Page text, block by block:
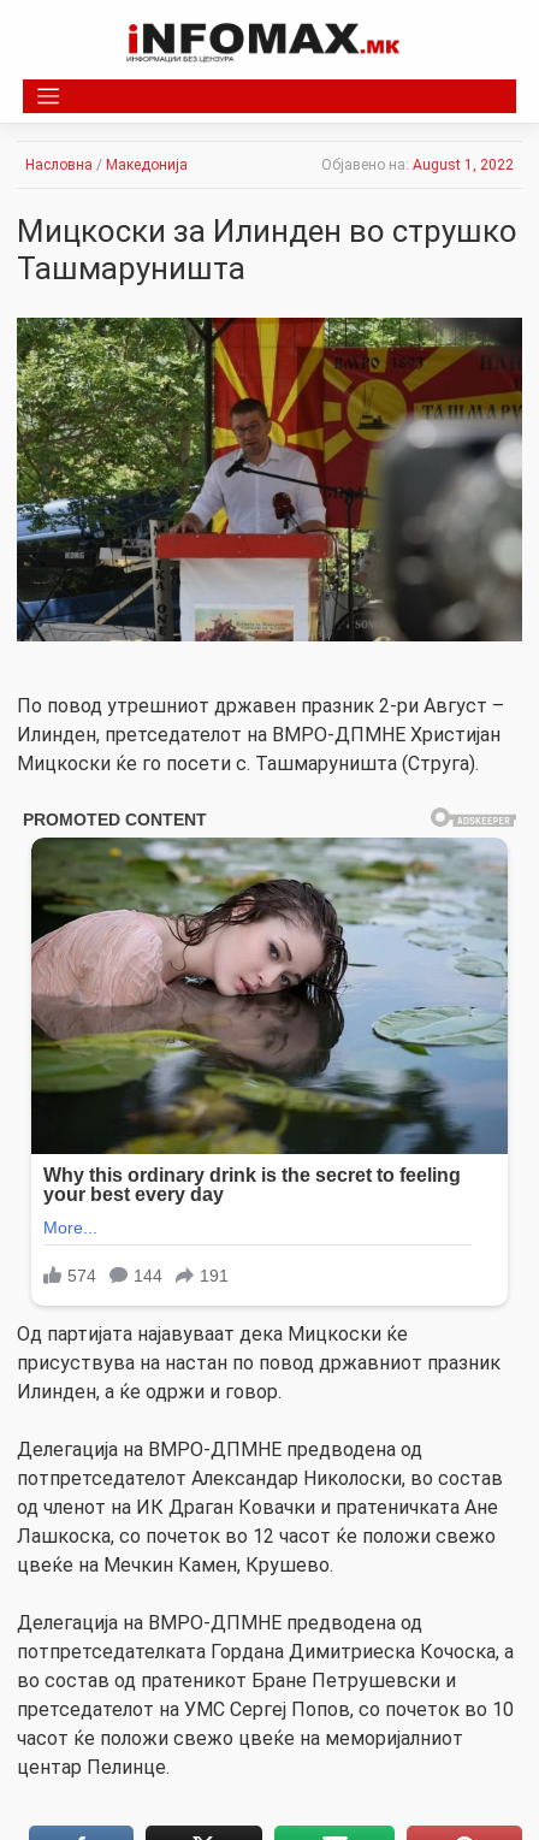
Насловна / Македонија Објавено на: August 1, 2022
Мицкоски за Илинден во струшко
Ташмаруништа
По повод утрешниот државен празник 2-ри Август –
Илинден, претседателот на ВМРО-ДПМНЕ Христијан
Мицкоски ќе го посети с. Ташмаруништа (Струга).
Од партијата најавуваат дека Мицкоски ќе
присуствува на настан по повод државниот празник
Илинден, а ќе одржи и говор.
Делегација на ВМРО-ДПМНЕ предводена од
потпретседателот Александар Николоски, во состав
од членот на ИК Драган Ковачки и пратеничката Ане
Лашкоска, со почеток во 12 часот ќе положи свежо
цвеќе на Мечкин Камен, Крушево.
Делегација на ВМРО-ДПМНЕ предводена од
потпретседателката Гордана Димитриеска Кочоска, а
во состав од пратеникот Бране Петрушевски и
претседателот на УМС Сергеј Попов, со почеток во 10
часот ќе положи свежо цвеќе на меморијалниот
центар Пелинце.